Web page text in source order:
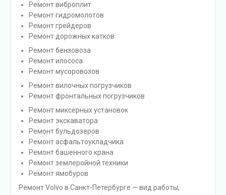
Ремонт виброплит
Ремонт гидромолотов
Ремонт грейдеров
Ремонт дорожных катков
Ремонт бензовоза
Ремонт илососа
Ремонт мусоровозов
Ремонт вилочных погрузчиков
Ремонт фронтальных погрузчиков
Ремонт миксерных установок
Ремонт экскаватора
Ремонт бульдозеров
Ремонт асфальтоукладчика
Ремонт башенного крана
Ремонт землеройной техники
Ремонт ямобуров
Ремонт Volvo в Санкт-Петербурге — вид работы,